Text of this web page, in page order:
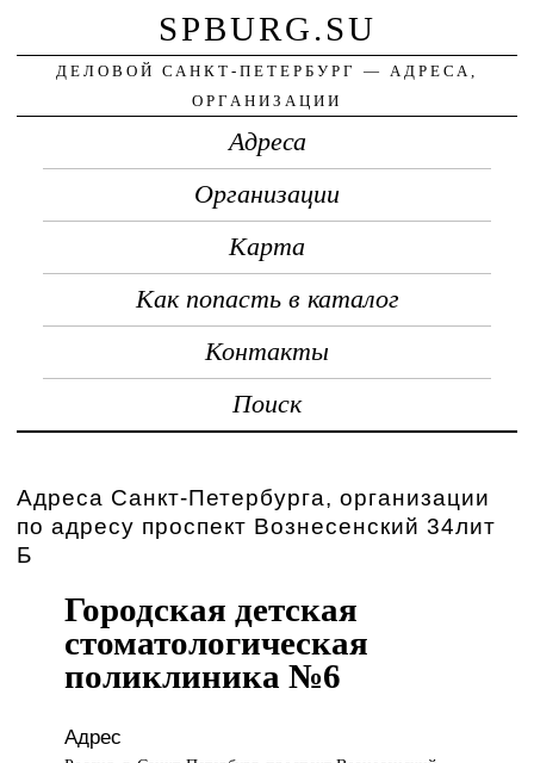
SPBURG.SU
ДЕЛОВОЙ САНКТ-ПЕТЕРБУРГ — АДРЕСА,
ОРГАНИЗАЦИИ
Адреса
Организации
Карта
Как попасть в каталог
Контакты
Поиск
Адреса Санкт-Петербурга, организации
по адресу проспект Вознесенский 34лит
Б
Городская детская
стоматологическая
поликлиника №6
Адрес